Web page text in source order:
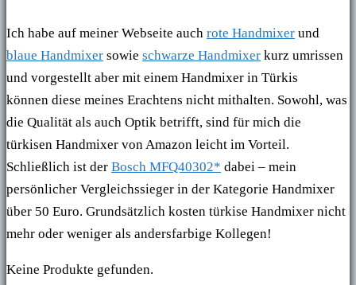
Ich habe auf meiner Webseite auch rote Handmixer und
blaue Handmixer sowie schwarze Handmixer kurz umrissen
und vorgestellt aber mit einem Handmixer in Türkis
können diese meines Erachtens nicht mithalten. Sowohl, was
die Qualität als auch Optik betrifft, sind für mich die
türkisen Handmixer von Amazon leicht im Vorteil.
Schließlich ist der Bosch MFQ40302* dabei – mein
persönlicher Vergleichssieger in der Kategorie Handmixer
über 50 Euro. Grundsätzlich kosten türkise Handmixer nicht
mehr oder weniger als andersfarbige Kollegen!
Keine Produkte gefunden.